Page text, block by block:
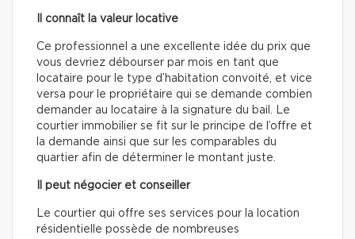
Il connaît la valeur locative
Ce professionnel a une excellente idée du prix que
vous devriez débourser par mois en tant que
locataire pour le type d’habitation convoité, et vice
versa pour le propriétaire qui se demande combien
demander au locataire à la signature du bail. Le
courtier immobilier se fit sur le principe de l’offre et
la demande ainsi que sur les comparables du
quartier afin de déterminer le montant juste.
Il peut négocier et conseiller
Le courtier qui offre ses services pour la location
résidentielle possède de nombreuses